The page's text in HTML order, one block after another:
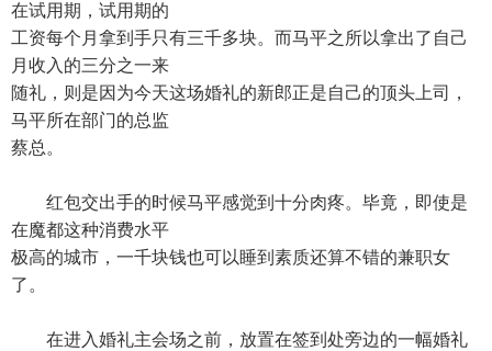
在试用期，试用期的
工资每个月拿到手只有三千多块。而马平之所以拿出了自己
月收入的三分之一来
随礼，则是因为今天这场婚礼的新郎正是自己的顶头上司，
马平所在部门的总监
蔡总。
红包交出手的时候马平感觉到十分肉疼。毕竟，即使是
在魔都这种消费水平
极高的城市，一千块钱也可以睡到素质还算不错的兼职女
了。
在进入婚礼主会场之前，放置在签到处旁边的一幅婚礼